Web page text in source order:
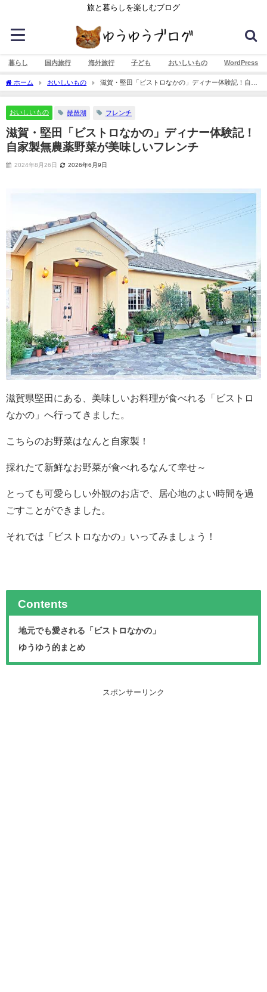
旅と暮らしを楽しむブログ
暮らし 国内旅行 海外旅行 子ども おいしいもの WordPress
ホーム おいしいもの
滋賀・堅田「ビストロなかの」ディナー体験記！自家
製無農薬野菜が美味しいフレンチ
おいしいもの 琵琶湖 フレンチ
滋賀・堅田「ビストロなかの」ディナー体験記！
自家製無農薬野菜が美味しいフレンチ
2024年8月26日 2026年6月9日
滋賀県堅田にある、美味しいお料理が食べれる「ビストロ
なかの」へ行ってきました。
こちらのお野菜はなんと自家製！
採れたて新鮮なお野菜が食べれるなんて幸せ～
とっても可愛らしい外観のお店で、居心地のよい時間を過
ごすことができました。
それでは「ビストロなかの」いってみましょう！
Contents
地元でも愛される「ビストロなかの」
ゆうゆう的まとめ
スポンサーリンク